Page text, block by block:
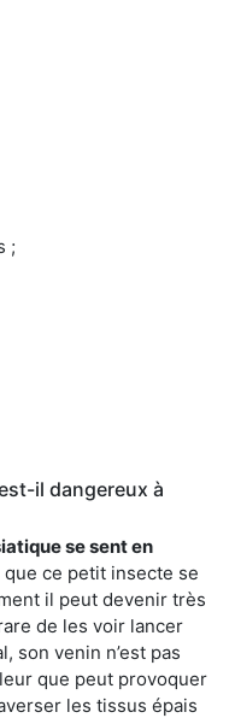
;
il dangereux à
se sent en
que ce petit insecte se
il peut devenir très
de les voir lancer
son venin n’est pas
que peut provoquer
les tissus épais